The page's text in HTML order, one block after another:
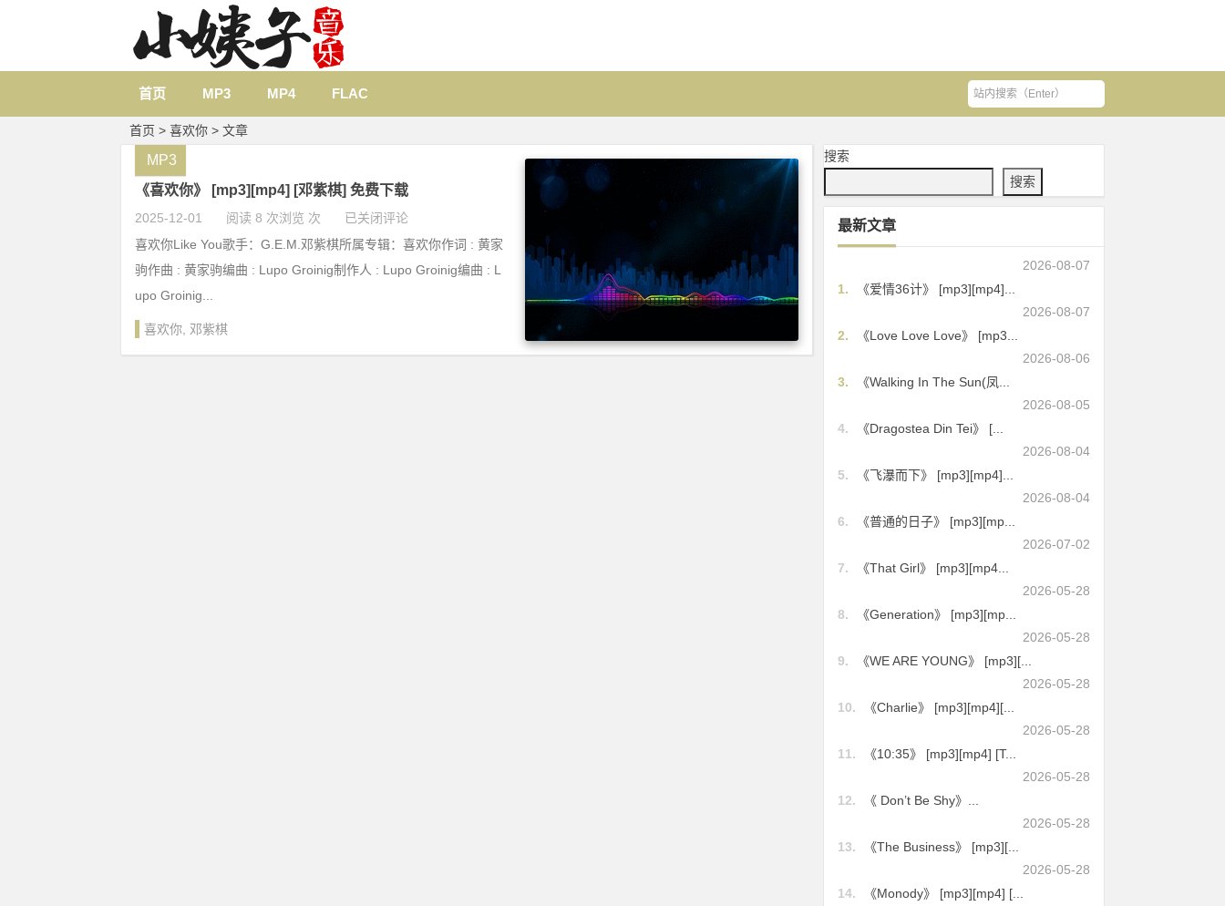
首页 MP3 MP4 FLAC
首页 > 喜欢你 > 文章
《喜欢你》 [mp3][mp4] [邓紫棋] 免费下载
2025-12-01 阅读 8 次浏览 次 已关闭评论
MP3
喜欢你Like You歌手：G.E.M.邓紫棋所属专辑：喜欢你作词 : 黄家
驹作曲 : 黄家驹编曲 : Lupo Groinig制作人 : Lupo Groinig编曲 : L
upo Groinig...
喜欢你 邓紫棋
搜索
搜索
最新文章
2026-08-07
1.
《爱情36计》 [mp3][mp4]...
2026-08-07
2.
《Love Love Love》 [mp3...
2026-08-06
3.
《Walking In The Sun(凤...
2026-08-05
4.
《Dragostea Din Tei》 [...
2026-08-04
5.
《飞瀑而下》 [mp3][mp4]...
2026-08-04
6.
《普通的日子》 [mp3][mp...
2026-07-02
7.
《That Girl》 [mp3][mp4...
2026-05-28
8.
《Generation》 [mp3][mp...
2026-05-28
9.
《WE ARE YOUNG》 [mp3][...
2026-05-28
10.
《Charlie》 [mp3][mp4][...
2026-05-28
11.
《10:35》 [mp3][mp4] [T...
2026-05-28
12.
《 Don’t Be Shy》...
2026-05-28
13.
《The Business》 [mp3][...
2026-05-28
14.
《Monody》 [mp3][mp4] [...